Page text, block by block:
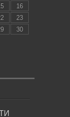
16
23
30